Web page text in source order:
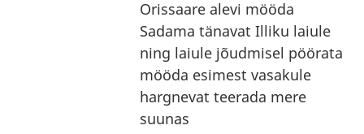
Orissaare alevi mööda
Sadama tänavat Illiku laiule
ning laiule jõudmisel pöörata
mööda esimest vasakule
hargnevat teerada mere
suunas